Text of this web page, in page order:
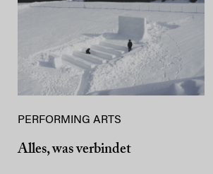
PERFORMING ARTS
Alles, was verbindet